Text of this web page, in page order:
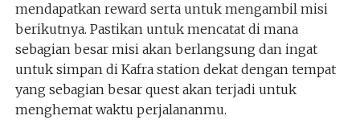
mendapatkan reward serta untuk mengambil misi
berikutnya. Pastikan untuk mencatat di mana
sebagian besar misi akan berlangsung dan ingat
untuk simpan di Kafra station dekat dengan tempat
yang sebagian besar quest akan terjadi untuk
menghemat waktu perjalananmu.